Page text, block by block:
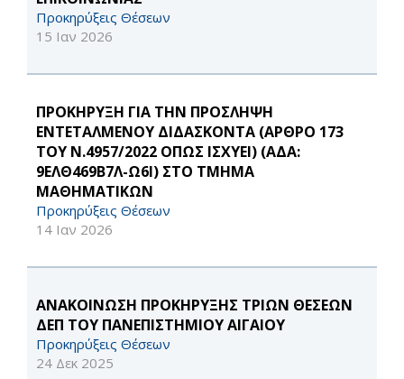
Προκηρύξεις Θέσεων
15 Ιαν 2026
ΠΡΟΚΗΡΥΞΗ ΓΙΑ ΤΗΝ ΠΡΟΣΛΗΨΗ
ΕΝΤΕΤΑΛΜΕΝΟΥ ΔΙΔΑΣΚΟΝΤΑ (ΑΡΘΡΟ 173
ΤΟΥ Ν.4957/2022 ΟΠΩΣ ΙΣΧΥΕΙ) (ΑΔΑ:
9ΕΛΘ469Β7Λ-Ω6Ι) ΣΤΟ ΤΜΗΜΑ
ΜΑΘΗΜΑΤΙΚΩΝ
Προκηρύξεις Θέσεων
14 Ιαν 2026
ΑΝΑΚΟΙΝΩΣΗ ΠΡΟΚΗΡΥΞΗΣ ΤΡΙΩΝ ΘΕΣΕΩΝ
ΔΕΠ ΤΟΥ ΠΑΝΕΠΙΣΤΗΜΙΟΥ ΑΙΓΑΙΟΥ
Προκηρύξεις Θέσεων
24 Δεκ 2025